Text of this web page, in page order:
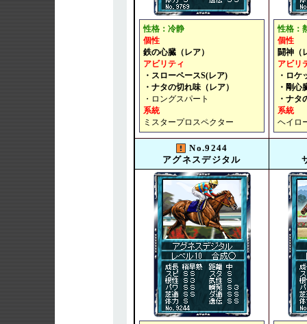
性格：冷静
個性
鉄の心臓（レア）
アビリティ
・スローペースS(レア)
・ナタの切れ味（レア）
・ロングスパート
系統
ミスタープロスペクター
性格：
個性
闘神（
アビリ
・ロケ
・剛心
・ナタ
系統
ヘイロ
No.9244
アグネスデジタル